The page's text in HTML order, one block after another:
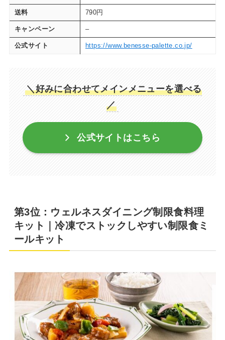
送料 790円
キャンペーン –
公式サイト https://www.benesse-palette.co.jp/
＼好みに合わせてメインメニューを選べる
／
公式サイトはこちら
第3位：ウェルネスダイニング制限食料理
キット｜冷凍でストックしやすい制限食ミ
ールキット